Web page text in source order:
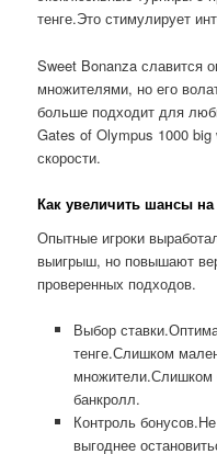
тенге.Это стимулирует
Sweet Bonanza славится
множителями, но его
больше подходит для
Gates of Olympus 1000 big
скорости.
Как увеличить шансы
Опытные игроки
выигрыш, но повышают
проверенных подходов.
Выбор
тенге.Слишком
банкролл.
Контроль
выгоднее